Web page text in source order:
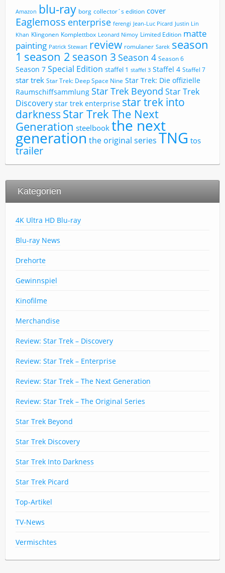
Amazon blu-ray borg collector´s edition cover
Eaglemoss enterprise ferengi Jean-Luc Picard Justin Lin
Khan Klingonen Komplettbox Leonard Nimoy Limited Edition matte
painting Patrick Stewart review romulaner Sarek season
1 season 2 season 3 Season 4 Season 6
Season 7 Special Edition staffel 1 staffel 3 Staffel 4 Staffel 7
star trek Star Trek: Deep Space Nine Star Trek: Die offizielle
Raumschiffsammlung Star Trek Beyond Star Trek
Discovery star trek enterprise star trek into
darkness Star Trek The Next
Generation steelbook the next
generation the original series TNG tos
trailer
Kategorien
4K Ultra HD Blu-ray
Blu-ray News
Drehorte
Gewinnspiel
Kinofilme
Merchandise
Review: Star Trek – Discovery
Review: Star Trek – Enterprise
Review: Star Trek – The Next Generation
Review: Star Trek – The Original Series
Star Trek Beyond
Star Trek Discovery
Star Trek Into Darkness
Star Trek Picard
Top-Artikel
TV-News
Vermischtes